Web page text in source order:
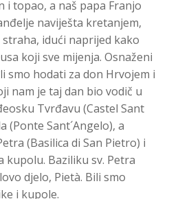
i topao, a naš papa Franjo
naviješta kretanjem,
idući naprijed kako
koji sve mijenja. Osnaženi
smo hodati za don Hrvojem i
nam je taj dan bio vodič u
Tvrđavu (Castel Sant
(Ponte Sant´Angelo), a
(Basilica di San Pietro) i
kupolu. Baziliku sv. Petra
djelo, Pietà. Bili smo
i kupole.